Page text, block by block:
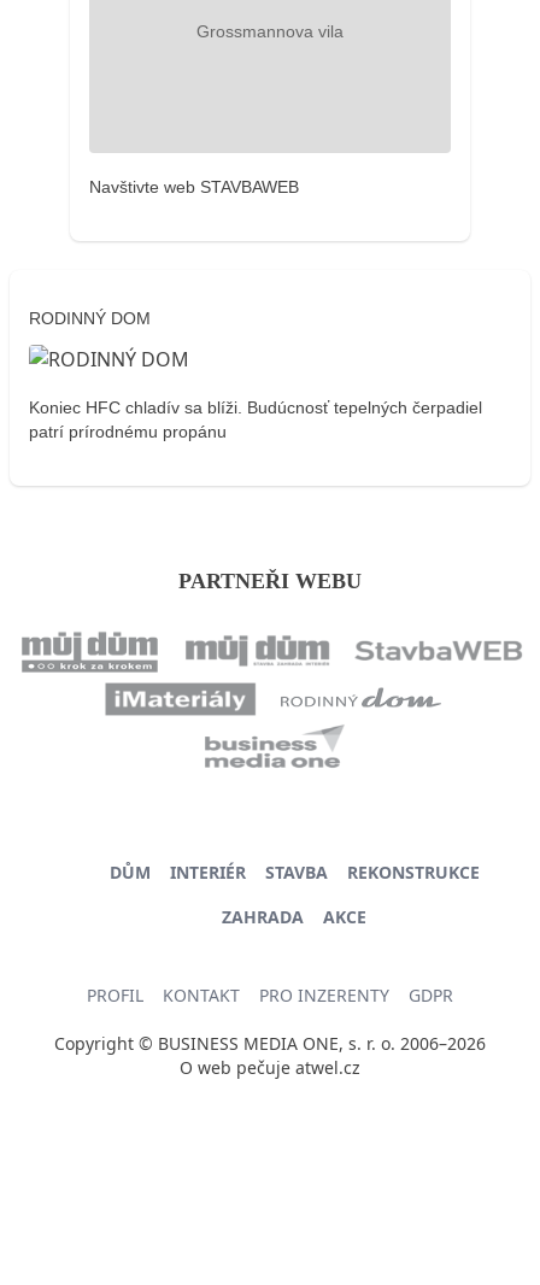
Navštivte web STAVBAWEB
RODINNÝ DOM
Koniec HFC chladív sa blíži. Budúcnosť tepelných čerpadiel
patrí prírodnému propánu
PARTNEŘI WEBU
DŮM INTERIÉR STAVBA
REKONSTRUKCE
ZAHRADA
AKCE
PROFIL KONTAKT PRO INZERENTY GDPR
Copyright © BUSINESS MEDIA ONE, s. r. o. 2006–2026